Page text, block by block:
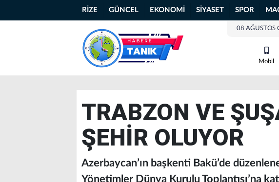
RİZE GÜNCEL EKONOMİ SİYASET SPOR
08 AĞUSTOS
Mobil
TRABZON VE
ŞEHİR OLUYOR
Azerbaycan’ın başkenti Bakü’de
Yönetimler Dünya Kurulu Toplantısı’na